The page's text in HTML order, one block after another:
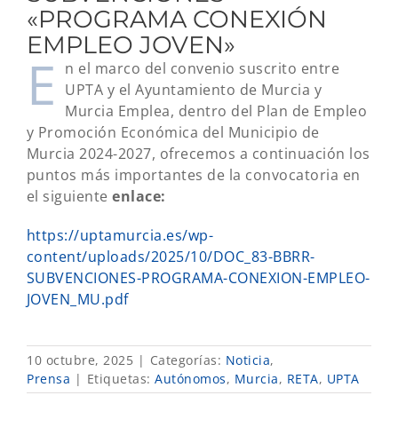
«PROGRAMA CONEXIÓN
EMPLEO JOVEN»
E
n el marco del convenio suscrito entre
UPTA y el Ayuntamiento de Murcia y
Murcia Emplea, dentro del Plan de Empleo
y Promoción Económica del Municipio de
Murcia 2024-2027, ofrecemos a continuación los
puntos más importantes de la convocatoria en
el siguienteenlace:
https://uptamurcia.es/wp-
content/uploads/2025/10/DOC_83-BBRR-
SUBVENCIONES-PROGRAMA-CONEXION-EMPLEO-
JOVEN_MU.pdf
10 octubre, 2025 | Categorías: Noticia,
Prensa | Etiquetas: Autónomos, Murcia, RETA, UPTA